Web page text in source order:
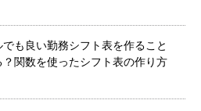
でも良い勤務シフト表を作ること
？関数を使ったシフト表の作り方